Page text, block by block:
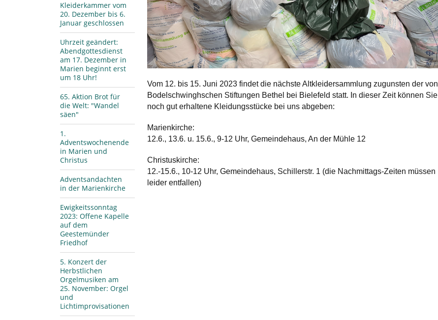
Kleiderkammer vom
20. Dezember bis 6.
Januar geschlossen
Uhrzeit geändert:
Abendgottesdienst
am 17. Dezember in
Marien beginnt erst
um 18 Uhr!
65. Aktion Brot für
die Welt: "Wandel
säen"
1.
Adventswochenende
in Marien und
Christus
Adventsandachten
in der Marienkirche
Ewigkeitssonntag
2023: Offene Kapelle
auf dem
Geestemünder
Friedhof
5. Konzert der
Herbstlichen
Orgelmusiken am
25. November: Orgel
und
Lichtimprovisationen
Vom 12. bis 15. Juni 2023 findet die nächste Altkleidersammlung zugunsten der von
Bodelschwinghschen Stiftungen Bethel bei Bielefeld statt. In dieser Zeit können Sie
noch gut erhaltene Kleidungsstücke bei uns abgeben:
Marienkirche:
12.6., 13.6. u. 15.6., 9-12 Uhr, Gemeindehaus, An der Mühle 12
Christuskirche:
12.-15.6., 10-12 Uhr, Gemeindehaus, Schillerstr. 1 (die Nachmittags-Zeiten müssen
leider entfallen)